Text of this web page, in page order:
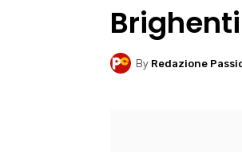
By Redazione